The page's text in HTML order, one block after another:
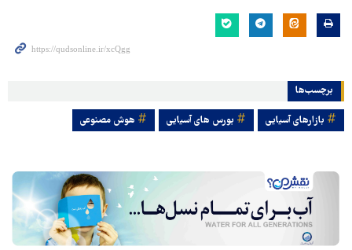
برچسب‌ها
بازارهای آسیایی بورس های آسیایی هوش مصنوعی